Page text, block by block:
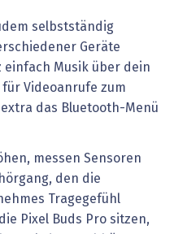
selbstständig
Geräte
einfach Musik über dein
Videoanrufe zum
das Bluetooth-Menü
messen Sensoren
den die
Tragegefühl
Pixel Buds Pro sitzen,